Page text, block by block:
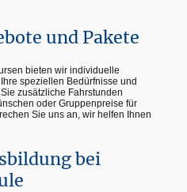
und Pakete
bieten wir individuelle
speziellen Bedürfnisse und
zusätzliche Fahrstunden
oder Gruppenpreise für
Sie uns an, wir helfen Ihnen
bei